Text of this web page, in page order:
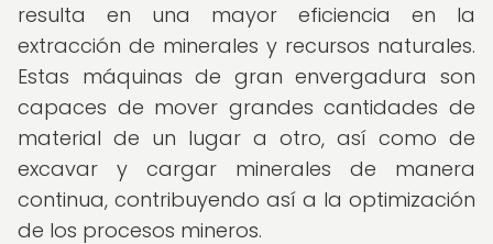
resulta en una mayor eficiencia en la
extracción de minerales y recursos naturales.
Estas máquinas de gran envergadura son
capaces de mover grandes cantidades de
material de un lugar a otro, así como de
excavar y cargar minerales de manera
continua, contribuyendo así a la optimización
de los procesos mineros.